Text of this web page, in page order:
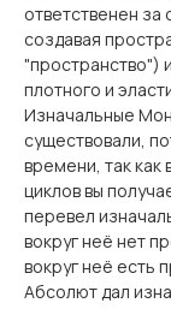
ответственен за
создавая
"пространство")
плотного и
Изначальные
существовали,
времени, так как
циклов вы
перевел
вокруг неё нет
вокруг неё есть
Абсолют дал